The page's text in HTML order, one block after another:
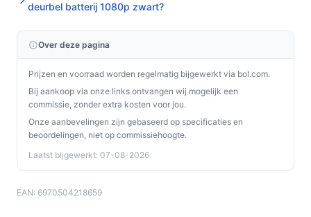
deurbel batterij 1080p zwart?
Over deze pagina
Prijzen en voorraad worden regelmatig bijgewerkt via bol.com.
Bij aankoop via onze links ontvangen wij mogelijk een
commissie, zonder extra kosten voor jou.
Onze aanbevelingen zijn gebaseerd op specificaties en
beoordelingen, niet op commissiehoogte.
Laatst bijgewerkt: 07-08-2026
EAN: 6970504218659